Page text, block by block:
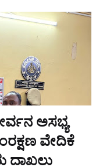
ಅಸಭ್ಯ
ವೇದಿಕೆ
ದಾಖಲು